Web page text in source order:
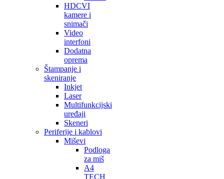
HDCVI
kamere i
snimači
Video
interfoni
Dodatna
oprema
Štampanje i
skeniranje
Inkjet
Laser
Multifunkcijski
uređaji
Skeneri
Periferije i kablovi
Miševi
Podloga
za miš
A4
TECH